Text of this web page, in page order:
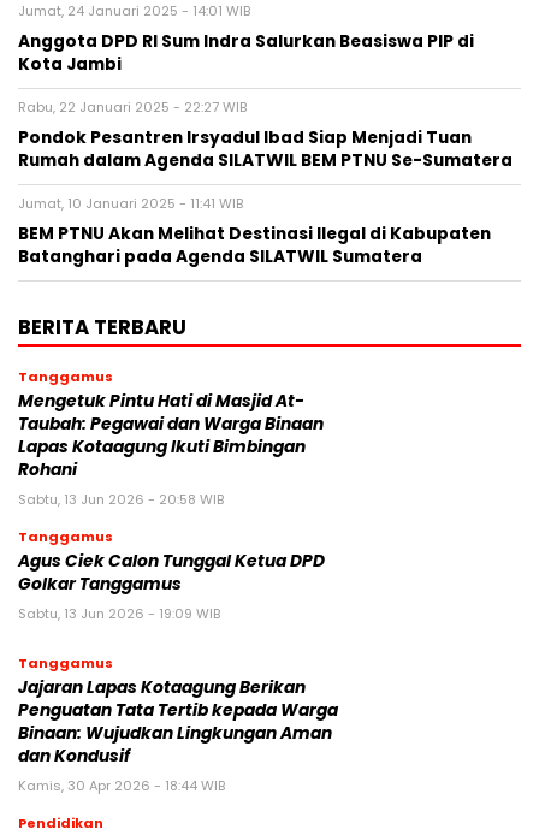
Jumat, 24 Januari 2025 - 14:01 WIB
Anggota DPD RI Sum Indra Salurkan Beasiswa PIP di
Kota Jambi
Rabu, 22 Januari 2025 - 22:27 WIB
Pondok Pesantren Irsyadul Ibad Siap Menjadi Tuan
Rumah dalam Agenda SILATWIL BEM PTNU Se-Sumatera
Jumat, 10 Januari 2025 - 11:41 WIB
BEM PTNU Akan Melihat Destinasi Ilegal di Kabupaten
Batanghari pada Agenda SILATWIL Sumatera
BERITA TERBARU
Tanggamus
Mengetuk Pintu Hati di Masjid At-
Taubah: Pegawai dan Warga Binaan
Lapas Kotaagung Ikuti Bimbingan
Rohani
Sabtu, 13 Jun 2026 - 20:58 WIB
Tanggamus
Agus Ciek Calon Tunggal Ketua DPD
Golkar Tanggamus
Sabtu, 13 Jun 2026 - 19:09 WIB
Tanggamus
Jajaran Lapas Kotaagung Berikan
Penguatan Tata Tertib kepada Warga
Binaan: Wujudkan Lingkungan Aman
dan Kondusif
Kamis, 30 Apr 2026 - 18:44 WIB
Pendidikan